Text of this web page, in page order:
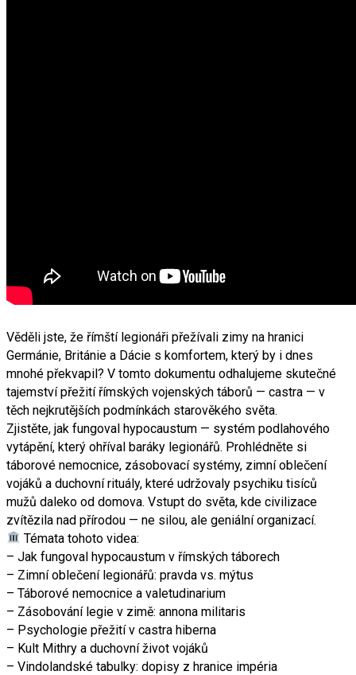
Věděli jste, že římští legionáři přežívali zimy na hranici
Germánie, Británie a Dácie s komfortem, který by i dnes
mnohé překvapil? V tomto dokumentu odhalujeme skutečné
tajemství přežití římských vojenských táborů — castra — v
těch nejkrutějších podmínkách starověkého světa.
Zjistěte, jak fungoval hypocaustum — systém podlahového
vytápění, který ohříval baráky legionářů. Prohlédněte si
táborové nemocnice, zásobovací systémy, zimní oblečení
vojáků a duchovní rituály, které udržovaly psychiku tisíců
mužů daleko od domova. Vstupt do světa, kde civilizace
zvítězila nad přírodou — ne silou, ale geniální organizací.
Témata tohoto videa:
– Jak fungoval hypocaustum v římských táborech
– Zimní oblečení legionářů: pravda vs. mýtus
– Táborové nemocnice a valetudinarium
– Zásobování legie v zimě: annona militaris
– Psychologie přežití v castra hiberna
– Kult Mithry a duchovní život vojáků
– Vindolandské tabulky: dopisy z hranice impéria